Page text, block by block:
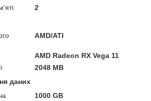
2
AMD/ATI
AMD Radeon RX Vega 11
2048 MB
даних
1000 GB